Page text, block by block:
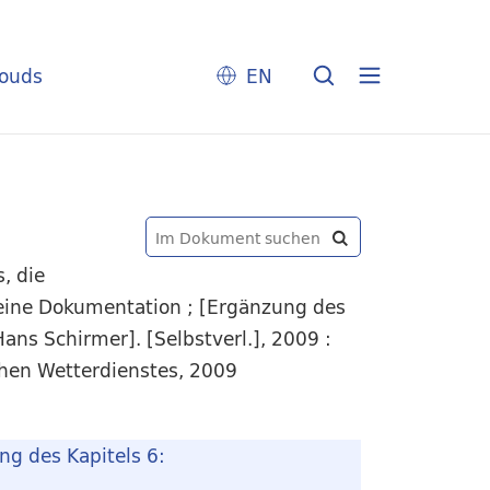
EN
die
Dokumentation ; [Ergänzung des
Schirmer]. [Selbstverl.], 2009 :
Wetterdienstes, 2009
des Kapitels 6: